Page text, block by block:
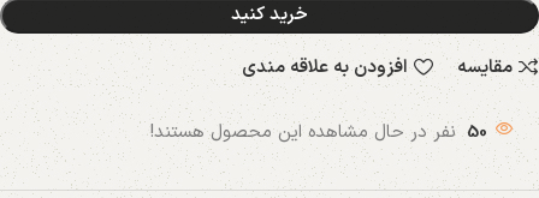
خرید کنید
مقایسه
افزودن به علاقه مندی
50 نفر در حال مشاهده این محصول هستند!